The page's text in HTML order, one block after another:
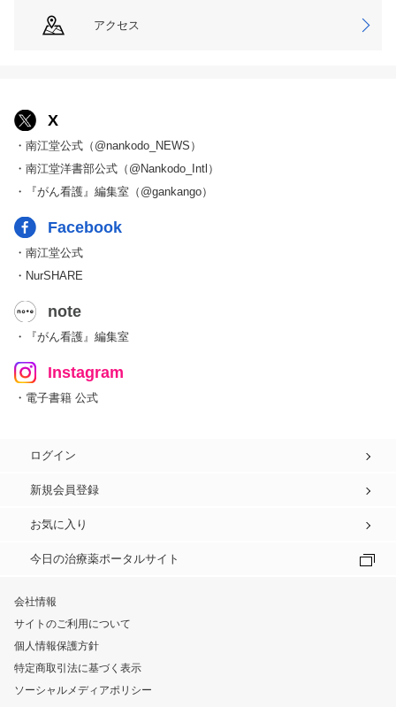
アクセス
X
・南江堂公式（@nankodo_NEWS）
・南江堂洋書部公式（@Nankodo_Intl）
・『がん看護』編集室（@gankango）
Facebook
・南江堂公式
・NurSHARE
note
・『がん看護』編集室
Instagram
・電子書籍 公式
ログイン
新規会員登録
お気に入り
今日の治療薬ポータルサイト
会社情報
サイトのご利用について
個人情報保護方針
特定商取引法に基づく表示
ソーシャルメディアポリシー